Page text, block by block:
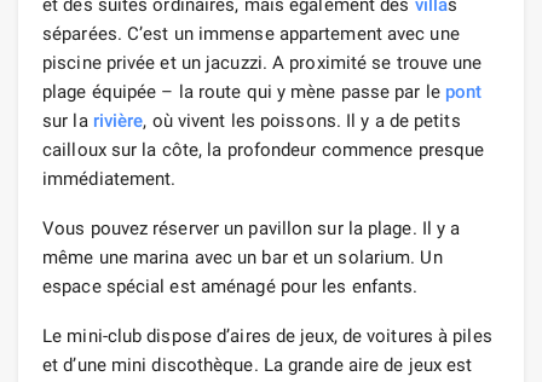
et des suites ordinaires, mais également des villas
séparées. C’est un immense appartement avec une
piscine privée et un jacuzzi. A proximité se trouve une
plage équipée – la route qui y mène passe par le pont
sur la rivière, où vivent les poissons. Il y a de petits
cailloux sur la côte, la profondeur commence presque
immédiatement.
Vous pouvez réserver un pavillon sur la plage. Il y a
même une marina avec un bar et un solarium. Un
espace spécial est aménagé pour les enfants.
Le mini-club dispose d’aires de jeux, de voitures à piles
et d’une mini discothèque. La grande aire de jeux est